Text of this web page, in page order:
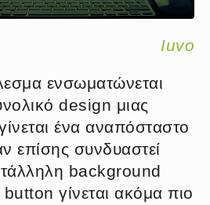
Iuvo
ενσωματώνεται
design μιας
ένα αναπόσταστο
επίσης συνδυαστεί
background
γίνεται ακόμα πιο